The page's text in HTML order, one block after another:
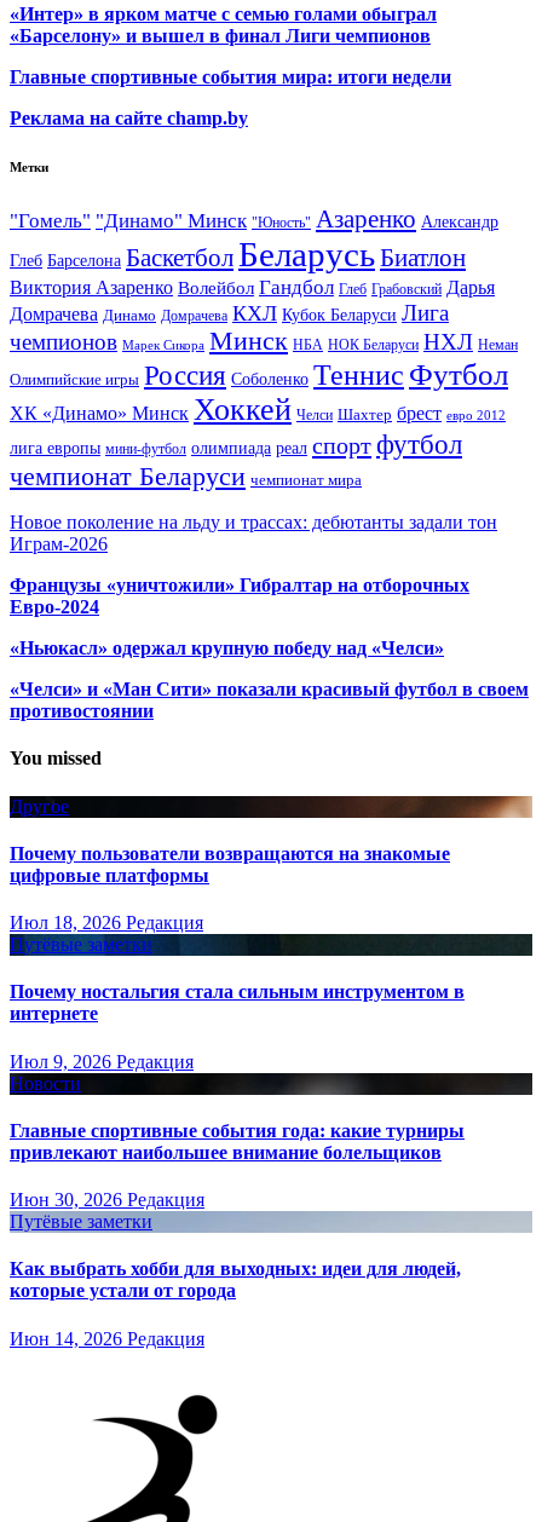
«Интер» в ярком матче с семью голами обыграл
«Барселону» и вышел в финал Лиги чемпионов
Главные спортивные события мира: итоги недели
Реклама на сайте champ.by
Метки
"Гомель" "Динамо" Минск "Юность" Азаренко Александр
Глеб Барселона Баскетбол БеларусьБиатлон
Виктория Азаренко Волейбол Гандбол Глеб Грабовский Дарья
Домрачева Динамо Домрачева КХЛ Кубок Беларуси Лига
чемпионов Марек Сикора Минск НБА НОК Беларуси НХЛ Неман
Олимпийские игры Россия Соболенко Теннис Футбол
ХК «Динамо» Минск Хоккей Челси Шахтер брест евро 2012
лига европы мини-футбол олимпиада реал спортфутбол
чемпионат Беларуси чемпионат мира
Новое поколение на льду и трассах: дебютанты задали тон
Играм-2026
Французы «уничтожили» Гибралтар на отборочных
Евро-2024
«Ньюкасл» одержал крупную победу над «Челси»
«Челси» и «Ман Сити» показали красивый футбол в своем
противостоянии
You missed
Другое
Почему пользователи возвращаются на знакомые
цифровые платформы
Июл 18, 2026 Редакция
Путёвые заметки
Почему ностальгия стала сильным инструментом в
интернете
Июл 9, 2026 Редакция
Новости
Главные спортивные события года: какие турниры
привлекают наибольшее внимание болельщиков
Июн 30, 2026 Редакция
Путёвые заметки
Как выбрать хобби для выходных: идеи для людей,
которые устали от города
Июн 14, 2026 Редакция